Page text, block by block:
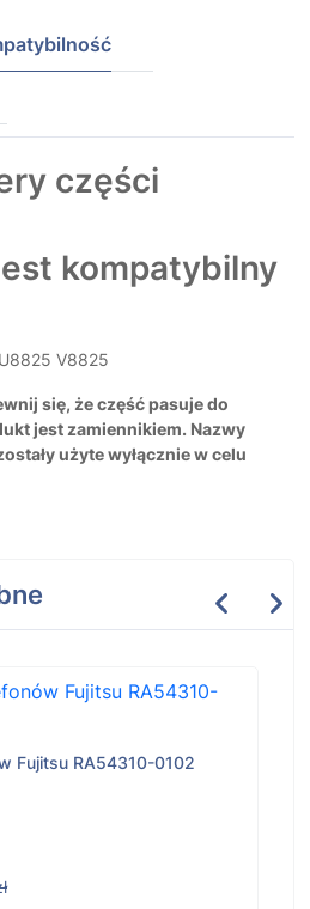
części
kompatybilny
V8825
się, że część pasuje do
jest zamiennikiem. Nazwy
użyte wyłącznie w celu
Fujitsu RA54310-0102